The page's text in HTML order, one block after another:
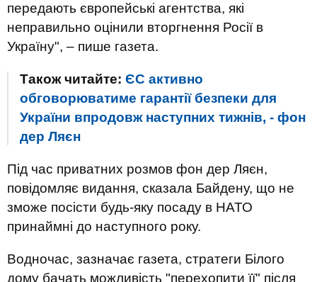
передають європейські агентства, які
неправильно оцінили вторгнення Росії в
Україну", – пише газета.
Також читайте: ЄС активно
обговорюватиме гарантії безпеки для
України впродовж наступних тижнів, - фон
дер Ляєн
Під час приватних розмов фон дер Ляєн,
повідомляє видання, сказала Байдену, що не
зможе посісти будь-яку посаду в НАТО
принаймні до наступного року.
Водночас, зазначає газета, стратеги Білого
дому бачать можливість "перехопити її" після